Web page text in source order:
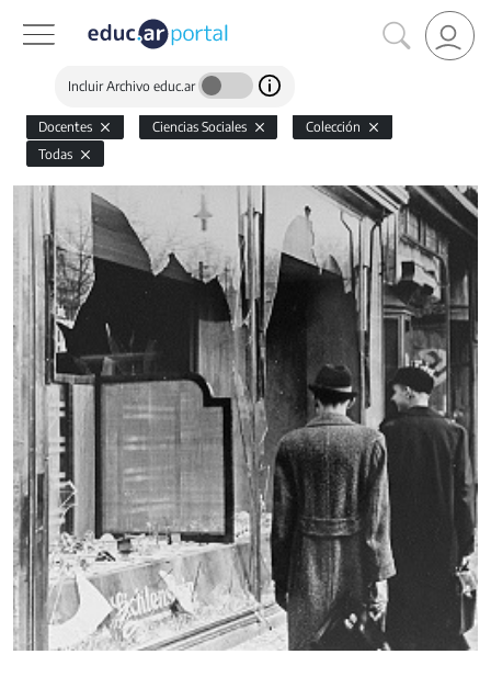
Incluir Archivo educ.ar
Docentes Ciencias Sociales
Colección
Todas